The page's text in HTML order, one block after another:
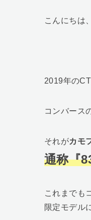
こんにちは
2019年の
コンバース
それがカモ
通称『
これまでも
限定モデル